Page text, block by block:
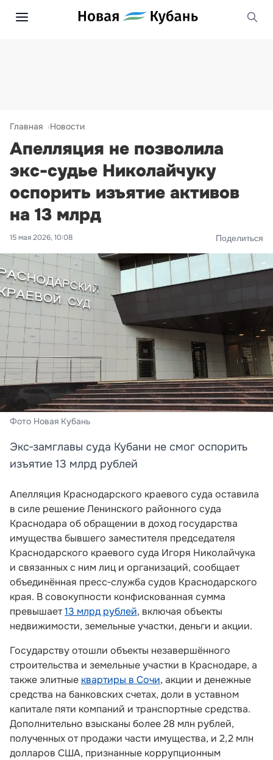
Главная Новости
Апелляция не позволила
экс-судье Николайчуку
оспорить изъятие активов
на 13 млрд
15 мая 2026, 10:08 Поделиться
Фото Новая Кубань
Экс‑замглавы суда Кубани не смог оспорить
изъятие 13 млрд рублей
Апелляция Краснодарского краевого суда оставила
в силе решение Ленинского районного суда
Краснодара об обращении в доход государства
имущества бывшего заместителя председателя
Краснодарского краевого суда Игоря Николайчука
и связанных с ним лиц и организаций, сообщает
объединённая пресс‑служба судов Краснодарского
края. В совокупности конфискованная сумма
превышает13 млрд рублей, включая объекты
недвижимости, земельные участки, деньги и акции.
Государству отошли объекты незавершённого
строительства и земельные участки в Краснодаре, а
также элитные квартиры в Сочи, акции и денежные
средства на банковских счетах, доли в уставном
капитале пяти компаний и транспортные средства.
Дополнительно взысканы более 28 млн рублей,
полученных от продажи части имущества, и 2,2 млн
долларов США, признанные коррупционным